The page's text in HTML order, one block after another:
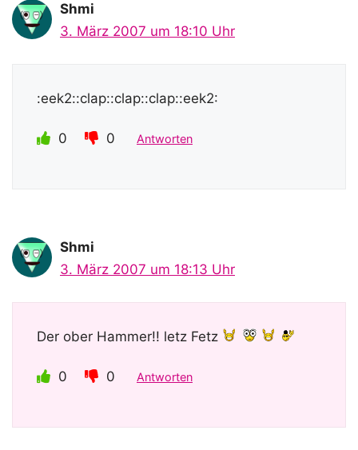
Shmi
3. März 2007 um 18:10 Uhr
:eek2::clap::clap::clap::eek2:
0 0 Antworten
Shmi
3. März 2007 um 18:13 Uhr
Der ober Hammer!! letz Fetz
0 0 Antworten